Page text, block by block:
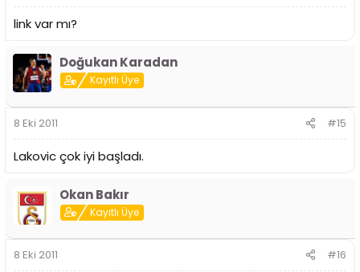
link var mı?
Doğukan Karadan
Kayıtlı Üye
8 Eki 2011 #15
Lakovic çok iyi başladı.
Okan Bakır
Kayıtlı Üye
8 Eki 2011 #16